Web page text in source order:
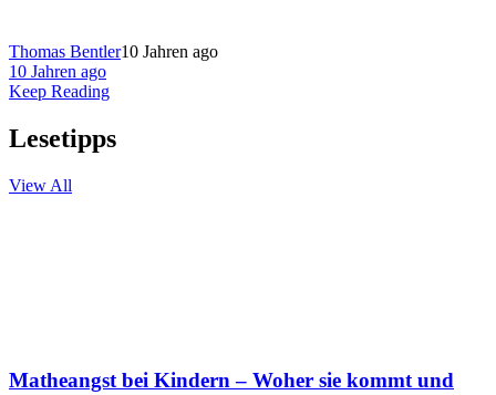
Thomas Bentler10 Jahren ago
10 Jahren ago
Keep Reading
Lesetipps
View All
Matheangst bei Kindern – Woher sie kommt und